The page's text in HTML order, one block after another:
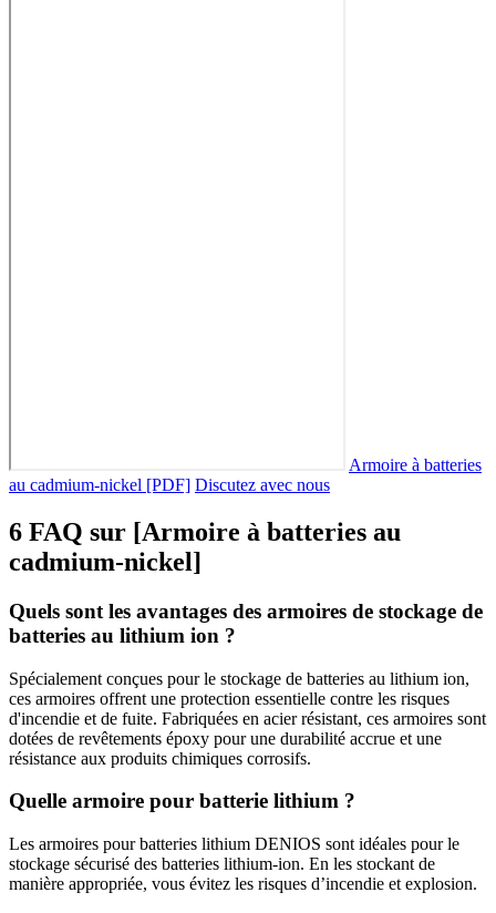
Armoire à batteries
au cadmium-nickel [PDF] Discutez avec nous
6 FAQ sur [Armoire à batteries au
cadmium-nickel]
Quels sont les avantages des armoires de stockage de
batteries au lithium ion ?
Spécialement conçues pour le stockage de batteries au lithium ion,
ces armoires offrent une protection essentielle contre les risques
d'incendie et de fuite. Fabriquées en acier résistant, ces armoires sont
dotées de revêtements époxy pour une durabilité accrue et une
résistance aux produits chimiques corrosifs.
Quelle armoire pour batterie lithium ?
Les armoires pour batteries lithium DENIOS sont idéales pour le
stockage sécurisé des batteries lithium-ion. En les stockant de
manière appropriée, vous évitez les risques d’incendie et explosion.